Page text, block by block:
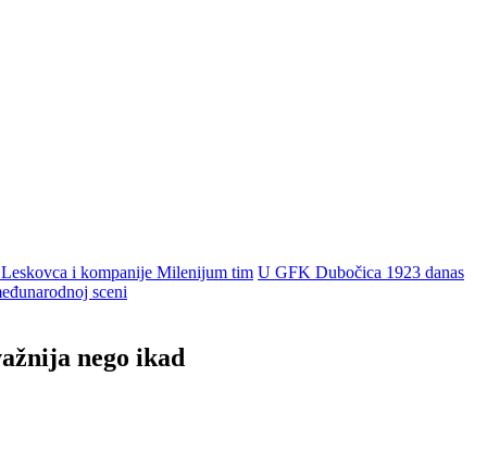
i kompanije Milenijum tim U GFK Dubočica 1923 danas
sceni
nego ikad